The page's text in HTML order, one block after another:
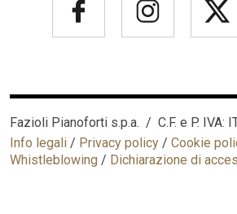
Fazioli Pianoforti s.p.a. / C.F. e P. IVA:
Info legali / Privacy policy / Cookie
Whistleblowing / Dichiarazione di